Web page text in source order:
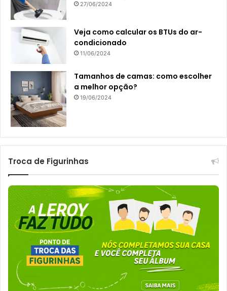
27/06/2024
Veja como calcular os BTUs do ar-
condicionado
11/06/2024
Tamanhos de camas: como escolher
a melhor opção?
19/06/2024
Troca de Figurinhas